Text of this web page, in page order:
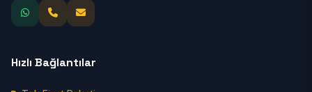
Hızlı Bağlantılar